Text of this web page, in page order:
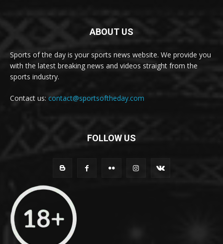
ABOUT US
Sports of the day is your sports news website. We provide you
with the latest breaking news and videos straight from the
sports industry.
Contact us: contact@sportsoftheday.com
FOLLOW US